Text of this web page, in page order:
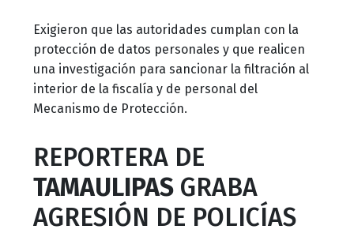
Exigieron que las autoridades cumplan con la
protección de datos personales y que realicen
una investigación para sancionar la filtración al
interior de la fiscalía y de personal del
Mecanismo de Protección.
REPORTERA DE
TAMAULIPAS GRABA
AGRESIÓN DE POLICÍAS